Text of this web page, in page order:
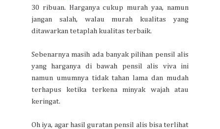
30 ribuan. Harganya cukup murah yaa, namun
jangan salah, walau murah kualitas yang
ditawarkan tetaplah kualitas terbaik.
Sebenarnya masih ada banyak pilihan pensil alis
yang harganya di bawah pensil alis viva ini
namun umumnya tidak tahan lama dan mudah
terhapus ketika terkena minyak wajah atau
keringat.
Oh iya, agar hasil guratan pensil alis bisa terlihat